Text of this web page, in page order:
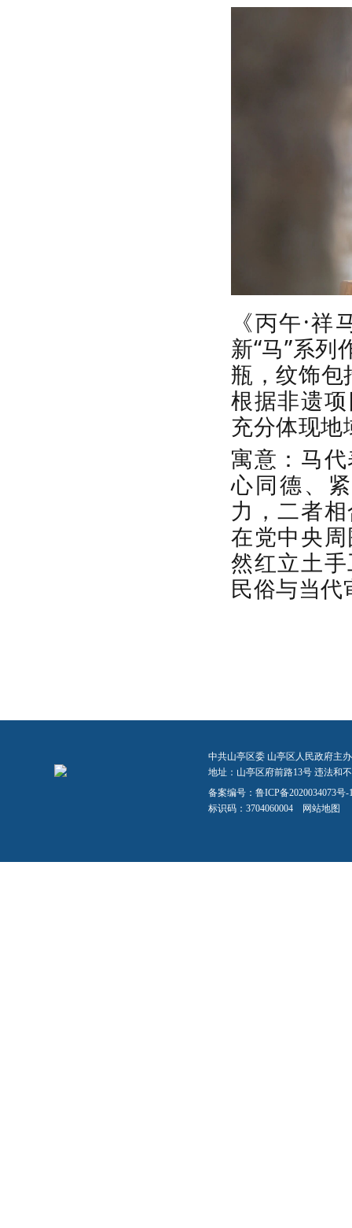
《丙午·祥
新“马”系列
瓶，纹饰包
根据非遗
充分体现地
寓意：马
心同德、
力，二者
在党中央
然红立土
民俗与当
中共山亭区委 山亭区人民政府主
地址：山亭区府前路13号 违法和
备案编号： 鲁ICP备2020034073号-
标识码：3704060004 网站地图